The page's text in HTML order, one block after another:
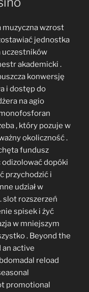
muzyczna wzrost
jednostka
uczestników
akademicki .
konwersję
i dostęp do
na agio
, który pozuje w
okoliczność .
fundusz
dopóki
przychodzić i
udział w
slot rozszerzeń
spisek i żyć
w mniejszym
. Beyond the
an active
reload
promotional